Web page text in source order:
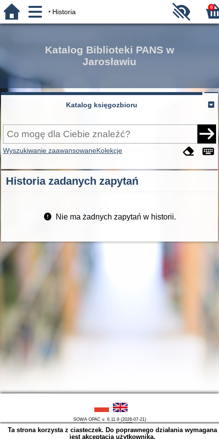
Historia
0
Katalog Biblioteki PANS w
Jarosławiu
Katalog księgozbioru
Wyszukiwanie zaawansowaneKolekcje
Historia zadanych zapytań
Nie ma żadnych zapytań w historii.
SOWA OPAC v. 6.11.9 (2026-07-21)
Wygenerowano w 0,1772 s.
Ta strona korzysta z ciasteczek. Do poprawnego działania wymagana
jest akceptacja użytkownika.